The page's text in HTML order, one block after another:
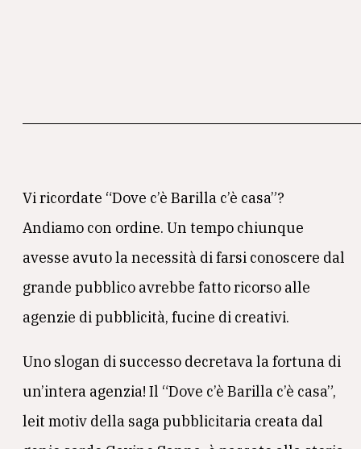
Vi ricordate “Dove c’è Barilla c’è casa”?
Andiamo con ordine. Un tempo chiunque
avesse avuto la necessità di farsi conoscere dal
grande pubblico avrebbe fatto ricorso alle
agenzie di pubblicità, fucine di creativi.
Uno slogan di successo decretava la fortuna di
un’intera agenzia! Il “Dove c’è Barilla c’è casa”,
leit motiv della saga pubblicitaria creata dal